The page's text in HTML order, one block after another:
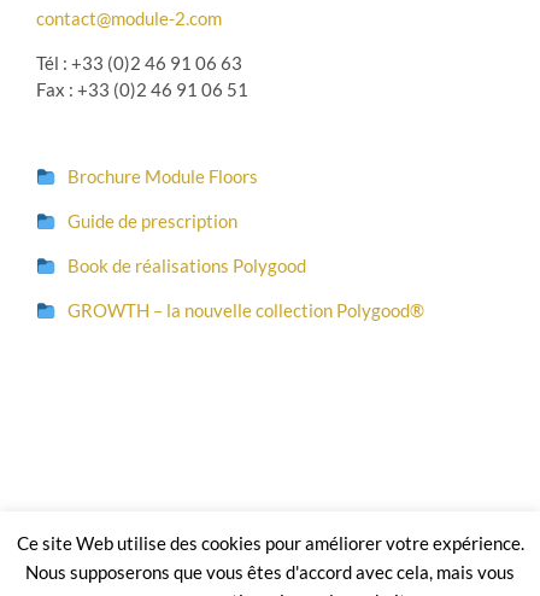
contact@module-2.com
Tél : +33 (0)2 46 91 06 63
Fax : +33 (0)2 46 91 06 51
Brochure Module Floors
Guide de prescription
Book de réalisations Polygood
GROWTH – la nouvelle collection Polygood®
code de la propriété intellectuelle le site, les textes et les photographies sont
une propriété exclusive de Module²
Ce site Web utilise des cookies pour améliorer votre expérience.
Nous supposerons que vous êtes d'accord avec cela, mais vous